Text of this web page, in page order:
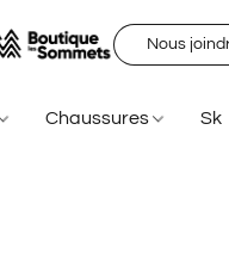
Nous
Chaussures